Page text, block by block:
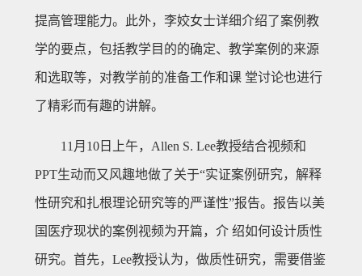
提高管理能力。此外，李姣女士详细介绍了案例教
学的要点，包括教学目的的确定、教学案例的来源
和选取等，对教学前的准备工作和课 堂讨论也进行
了精彩而有趣的讲解。
11月10日上午，Allen S. Lee教授结合视频和
PPT生动而又风趣地做了关于“实证案例研究，解释
性研究和扎根理论研究等的严谨性”报告。报告以美
国医疗现状的案例视频为开篇，介 绍如何设计质性
研究。首先，Lee教授认为，做质性研究，需要借鉴